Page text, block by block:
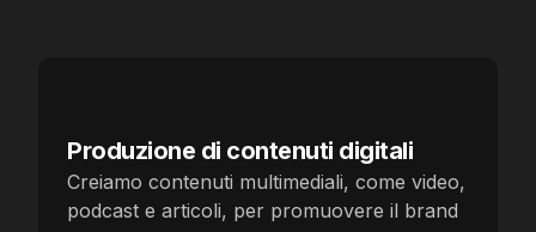
Produzione di contenuti digitali
Creiamo contenuti multimediali, come video,
podcast e articoli, per promuovere il brand